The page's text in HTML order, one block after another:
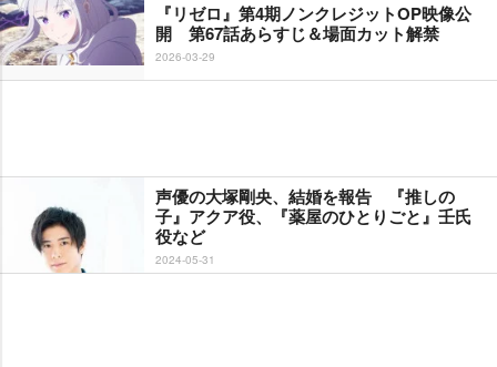
『リゼロ』第4期ノンクレジットOP映像公
開 第67話あらすじ＆場面カット解禁
2026-03-29
声優の大塚剛央、結婚を報告 『推しの
子』アクア役、『薬屋のひとりごと』壬氏
役など
2024-05-31